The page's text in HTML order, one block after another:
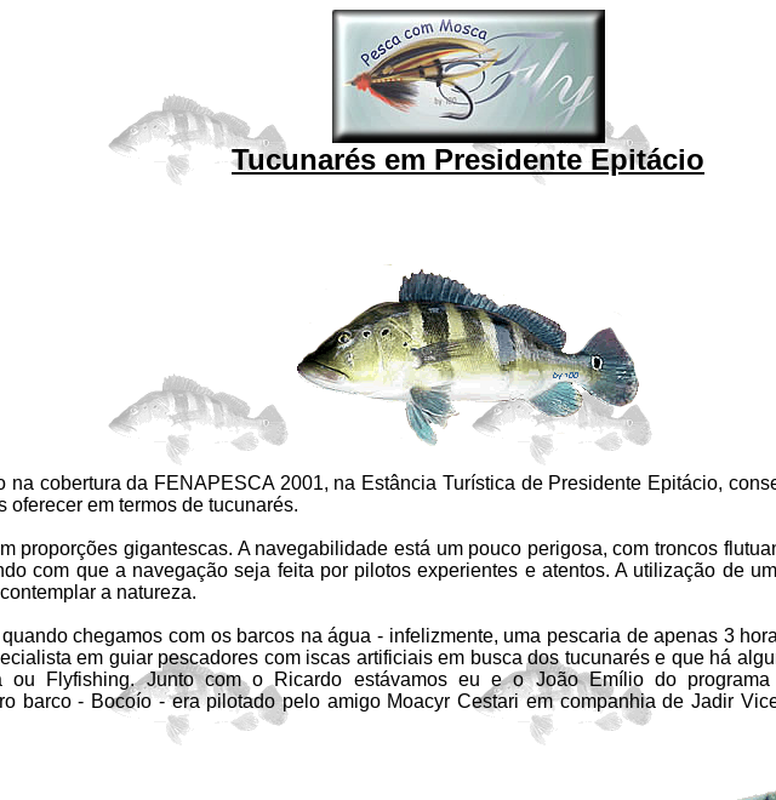
Tucunarés em Presidente Epitácio
cobertura da FENAPESCA 2001, na Estância Turística de Presidente Epitácio,
em termos de tucunarés.
gigantescas. A navegabilidade está um pouco perigosa, com troncos
com que a navegação seja feita por pilotos experientes e atentos. A utilização de
a natureza.
chegamos com os barcos na água - infelizmente, uma pescaria de apenas 3
em guiar pescadores com iscas artificiais em busca dos tucunarés e que há
Flyfishing. Junto com o Ricardo estávamos eu e o João Emílio do
barco - Bocoío - era pilotado pelo amigo Moacyr Cestari em companhia de Jadir